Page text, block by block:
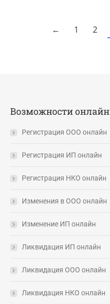
← 1 2
Возможности онлайн
Регистрация ООО онлайн
Регистрация ИП онлайн
Регистрация НКО онлайн
Изменения в ООО онлайн
Изменение ИП онлайн
Ликвидация ИП онлайн
Ликвидация ООО онлайн
Ликвидация НКО онлайн